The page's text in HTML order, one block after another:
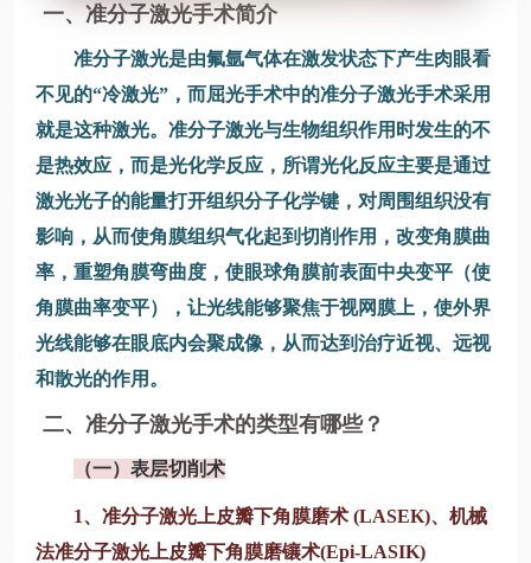
一、准分子激光手术简介
准分子激光是由氟氩气体在激发状态下产生肉眼看
不见的“冷激光”，而屈光手术中的准分子激光手术采用
就是这种激光。准分子激光与生物组织作用时发生的不
是热效应，而是光化学反应，所谓光化反应主要是通过
激光光子的能量打开组织分子化学键，对周围组织没有
影响，从而使角膜组织气化起到切削作用，改变角膜曲
率，重塑角膜弯曲度，使眼球角膜前表面中央变平（使
角膜曲率变平），让光线能够聚焦于视网膜上，使外界
光线能够在眼底内会聚成像，从而达到治疗近视、远视
和散光的作用。
二、准分子激光手术的类型有哪些？
（一）表层切削术
1、准分子激光上皮瓣下角膜磨术 (LASEK)、机械
法准分子激光上皮瓣下角膜磨镶术(Epi-LASIK)